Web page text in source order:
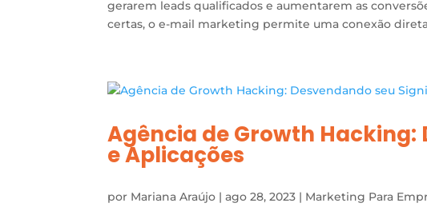
gerarem leads qualificados e aumentarem as
certas, o e-mail marketing permite uma conexão
Agência de Growth Hacking:
e Aplicações
por Mariana Araújo |ago 28, 2023 | Marketing Para